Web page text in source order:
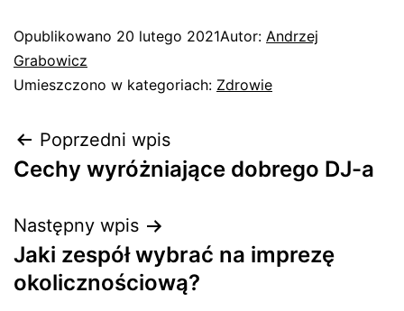
Opublikowano 20 lutego 2021Autor: Andrzej
Grabowicz
Umieszczono w kategoriach: Zdrowie
Poprzedni wpis
Cechy wyróżniające dobrego DJ-a
Następny wpis
Jaki zespół wybrać na imprezę
okolicznościową?